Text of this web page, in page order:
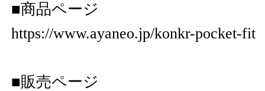
■商品ページ
https://www.ayaneo.jp/konkr-pocket-fit
■販売ページ